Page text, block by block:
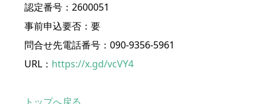
認定番号：2600051
事前申込要否：要
問合せ先電話番号：090-9356-5961
URL： https://x.gd/vcVY4